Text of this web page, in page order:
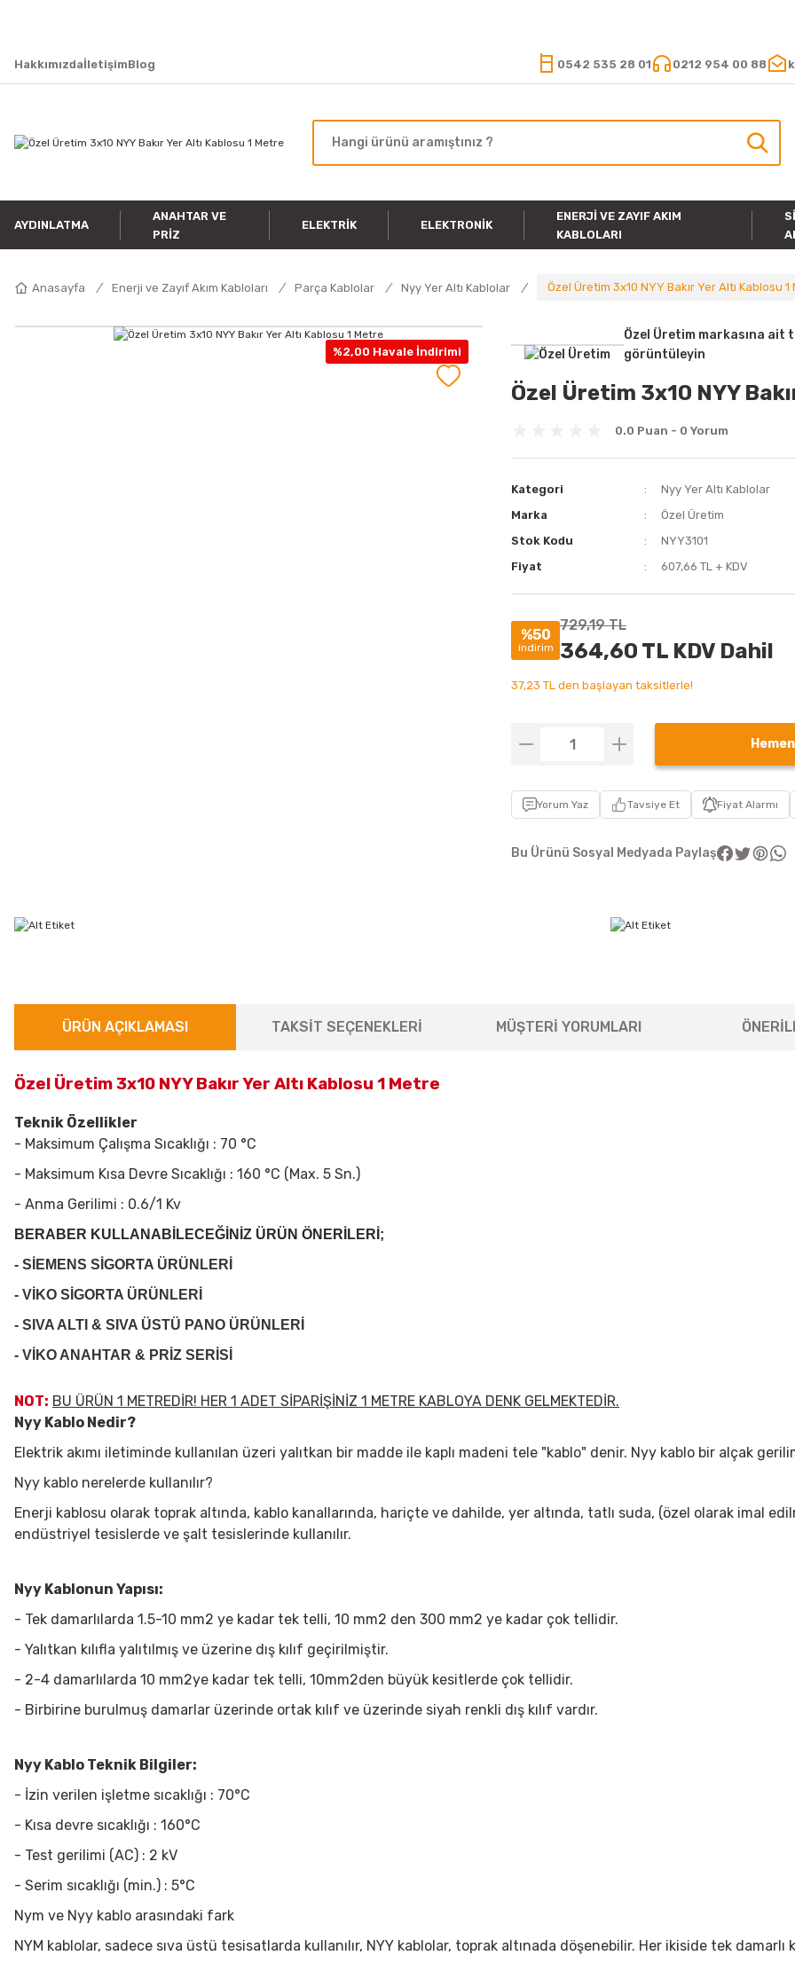
HakkımızdaİletişimBlog 0542 535 28 01 0212 954 00 88
AYDINLATMA
ANAHTAR VE
PRIZ
ELEKTRIK ELEKTRONIK
ENERJI VE ZAYIF AKIM
KABLOLARI
Anasayfa Enerji ve Zayıf Akım Kabloları Parça Kablolar Nyy Yer Altı Kablolar Özel Üretim 3x10 NYY Bakır Yer Altı Kablosu 1
%2,00 Havale İndirimi
Özel Üretim markasına ait
görüntüleyin
Özel Üretim 3x10 NYY
0.0 Puan - 0 Yorum
Kategori
Nyy Yer Altı Kablolar
Marka
Özel Üretim
Stok Kodu
NYY3101
Fiyat
607,66 TL + KDV
%50
indirim
729,19 TL
364,60 TL KDV Dahil
37,23 TL den başlayan taksitlerle!
Hemen
Yorum Yaz Tavsiye Et Fiyat Alarmı
Bu Ürünü Sosyal Medyada Paylaş
ÜRÜN AÇIKLAMASI TAKSİT SEÇENEKLERİ MÜŞTERİ YORUMLARI
Özel Üretim 3x10 NYY Bakır Yer Altı Kablosu 1 Metre
Teknik Özellikler
- Maksimum Çalışma Sıcaklığı : 70 °C
- Maksimum Kısa Devre Sıcaklığı : 160 °C (Max. 5 Sn.)
- Anma Gerilimi : 0.6/1 Kv
BERABER KULLANABİLECEĞİNİZ ÜRÜN ÖNERİLERİ;
- SİEMENS SİGORTA ÜRÜNLERİ
- VİKO SİGORTA ÜRÜNLERİ
- SIVA ALTI & SIVA ÜSTÜ PANO ÜRÜNLERİ
- VİKO ANAHTAR & PRİZ SERİSİ
NOT: BU ÜRÜN 1 METREDİR! HER 1 ADET SİPARİŞİNİZ 1 METRE KABLOYA DENK GELMEKTEDİR.
Nyy Kablo Nedir?
Elektrik akımı iletiminde kullanılan üzeri yalıtkan bir madde ile kaplı madeni tele "kablo" denir. Nyy kablo bir alçak
Nyy kablo nerelerde kullanılır?
Enerji kablosu olarak toprak altında, kablo kanallarında, hariçte ve dahilde, yer altında, tatlı suda, (özel olarak imal
endüstriyel tesislerde ve şalt tesislerinde kullanılır.
Nyy Kablonun Yapısı:
- Tek damarlılarda 1.5-10 mm2 ye kadar tek telli, 10 mm2 den 300 mm2 ye kadar çok tellidir.
- Yalıtkan kılıfla yalıtılmış ve üzerine dış kılıf geçirilmiştir.
- 2-4 damarlılarda 10 mm2ye kadar tek telli, 10mm2den büyük kesitlerde çok tellidir.
- Birbirine burulmuş damarlar üzerinde ortak kılıf ve üzerinde siyah renkli dış kılıf vardır.
Nyy Kablo Teknik Bilgiler:
- İzin verilen işletme sıcaklığı : 70°C
- Kısa devre sıcaklığı : 160°C
- Test gerilimi (AC) : 2 kV
- Serim sıcaklığı (min.) : 5°C
Nym ve Nyy kablo arasındaki fark
NYM kablolar, sadece sıva üstü tesisatlarda kullanılır, NYY kablolar, toprak altınada döşenebilir. Her ikiside tek damarlı